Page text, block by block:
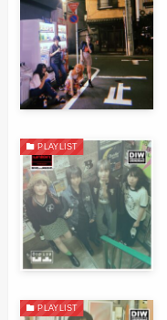
PLAYLIST
PLAYLIST